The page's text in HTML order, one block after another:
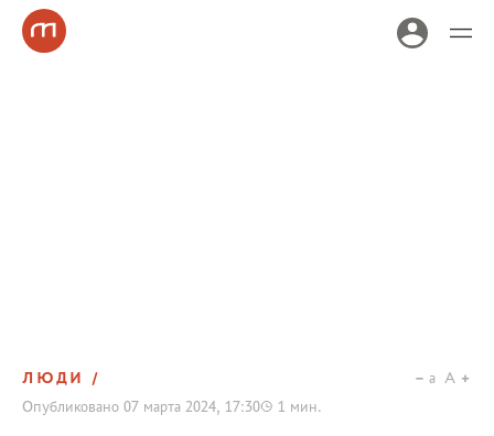
ЛЮДИ
Опубликовано 07 марта 2024, 17:30 1 мин.
a A